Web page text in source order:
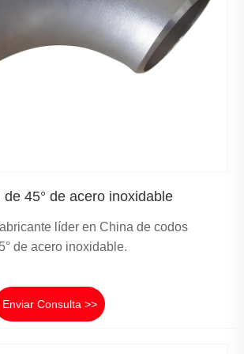
45° de acero inoxidable
líder en China de codos
de acero inoxidable.
Enviar Consulta >>